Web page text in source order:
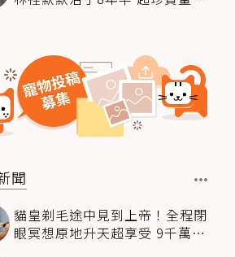
聞
貓皇剃毛途中見到上帝！全程閉
眼冥想原地升天超享受 9千萬人